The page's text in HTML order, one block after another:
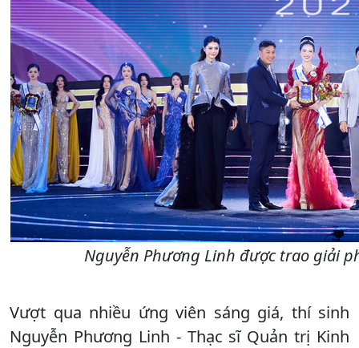
Nguyễn Phương Linh được trao giải
Vượt qua nhiều ứng viên sáng giá, thí sinh
Nguyễn Phương Linh - Thạc sĩ Quản trị Kinh